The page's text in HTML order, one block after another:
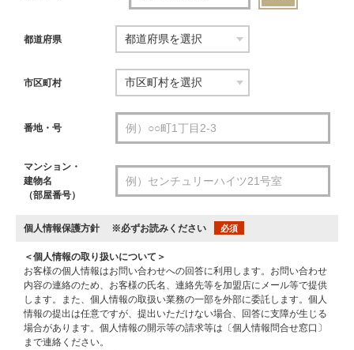
都道府県
市区町村
番地・号
マンション・
建物名
（部屋番号）
個人情報保護方針 ※必ずお読みください 必須
＜個人情報の取り扱いについて＞
お客様の個人情報はお問い合わせへの回答に利用します。お問い合わせ
内容の連絡のため、お客様の氏名、連絡先等を加盟店にメール等で提供
します。また、個人情報の取扱い業務の一部を外部に委託します。個人
情報の提出は任意ですが、提出いただけない場合、回答に支障が生じる
場合があります。個人情報の開示等の請求等は〔個人情報問合せ窓口〕
まで連絡ください。